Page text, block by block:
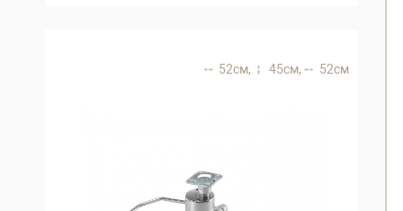
52 см, 45 см, 52 см